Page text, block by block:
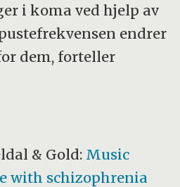
i koma ved hjelp av
endrer
dem, forteller
& Gold: Music
with schizophrenia